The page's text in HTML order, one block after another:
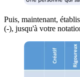
Puis, maintenant,
(-), jusqu'à votre